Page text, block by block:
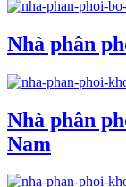
Nhà phân
Nhà phân
Nam